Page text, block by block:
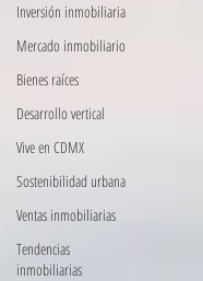
Inversión inmobiliaria
Mercado inmobiliario
Bienes raíces
Desarrollo vertical
Vive en CDMX
Sostenibilidad urbana
Ventas inmobiliarias
Tendencias
inmobiliarias